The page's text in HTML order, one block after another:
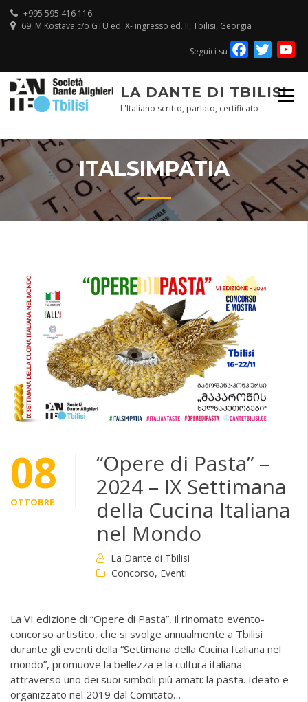
Skip
+995 595 416 116
69, M.Kostava c/o GTU ed. X- ingresso ed. II, Tbilisi, Georgia
Seguici su Facebook
LA DANTE DI TBILISI
L'Italiano scritto, parlato, certificato
ITALSIMPATIA
08
OTTOBRE
“Opere di Pasta” –
2024 – IX Settimana
della Cucina Italiana
nel Mondo
La Dante di Tbilisi
Concorso, Eventi
La VI edizione di “Opere di Pasta”, il rinomato evento-
concorso artistico, che si svolge annualmente a Tbilisi
durante gli eventi della “Settimana della Cucina Italiana nel
mondo”, promuove la bellezza e la cultura italiana
attraverso uno dei suoi simboli più amati: la pasta. Ideato e
organizzato nel 2019 dal Comitato…